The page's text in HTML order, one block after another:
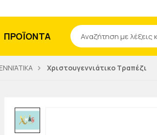
ΠΡΟΪΟΝΤΑ
Αναζήτηση
Χριστουγεννιάτικο Τραπέζι